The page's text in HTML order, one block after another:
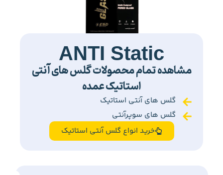
ANTI Static
مشاهده تمام محصولات گلس های آنتی
استاتیک عمده
گلس های آنتی استاتیک
گلس های سوپرآنتی
خرید انواع گلس آنتی استاتیک